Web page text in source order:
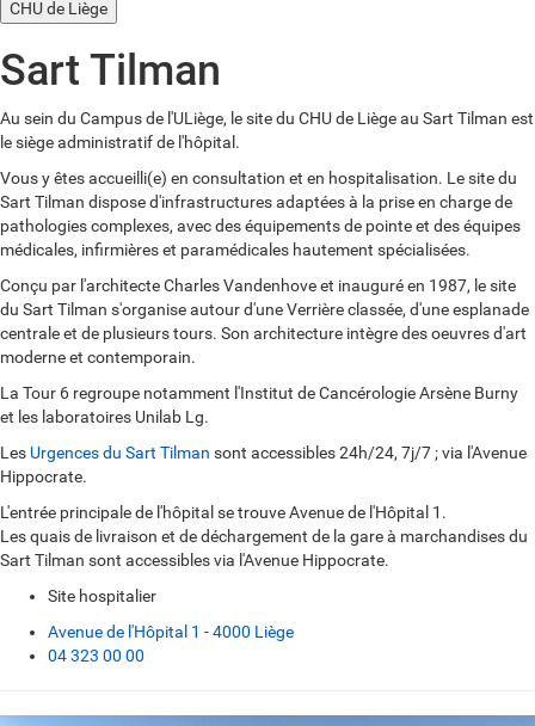
CHU de Liège
Sart Tilman
Au sein du Campus de l'ULiège, le site du CHU de Liège au Sart Tilman est
le siège administratif de l'hôpital.
Vous y êtes accueilli(e) en consultation et en hospitalisation. Le site du
Sart Tilman dispose d'infrastructures adaptées à la prise en charge de
pathologies complexes, avec des équipements de pointe et des équipes
médicales, infirmières et paramédicales hautement spécialisées.
Conçu par l'architecte Charles Vandenhove et inauguré en 1987, le site
du Sart Tilman s'organise autour d'une Verrière classée, d'une esplanade
centrale et de plusieurs tours. Son architecture intègre des oeuvres d'art
moderne et contemporain.
La Tour 6 regroupe notamment l'Institut de Cancérologie Arsène Burny
et les laboratoires Unilab Lg.
Les Urgences du Sart Tilman sont accessibles 24h/24, 7j/7 ; via l'Avenue
Hippocrate.
L'entrée principale de l'hôpital se trouve Avenue de l'Hôpital 1.
Les quais de livraison et de déchargement de la gare à marchandises du
Sart Tilman sont accessibles via l'Avenue Hippocrate.
Site hospitalier
Avenue de l'Hôpital 1 - 4000 Liège
04 323 00 00